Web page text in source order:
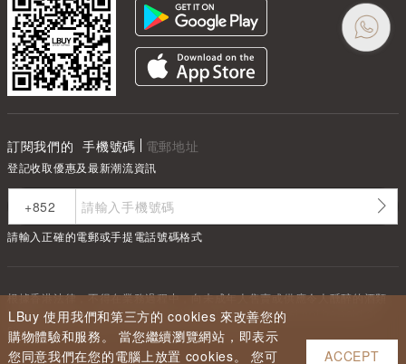
LBuy 使用我們和第三方的 cookies 來改善您的
購物體驗和服務。 當您繼續瀏覽網站，即表示
您同意我們在您的電腦上放置 cookies。 您可
ACCEPT
訂閱我們的 手機號碼 電郵地址
登記收取優惠及最新潮流資訊
請輸入正確的電郵或手提電話號碼格式
根據香港法律，不得在業務過程中，向未成年人售賣或供應令人醺醉的酒類
Under the law of Hong Kong, intoxicating liquor must not be sold or
supplied to a minor in the course of business.